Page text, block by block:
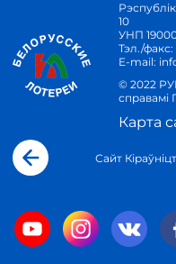
10
УНП
Тэл./факс:
E-mail:
© 2022
справамі
Карта
Сайт